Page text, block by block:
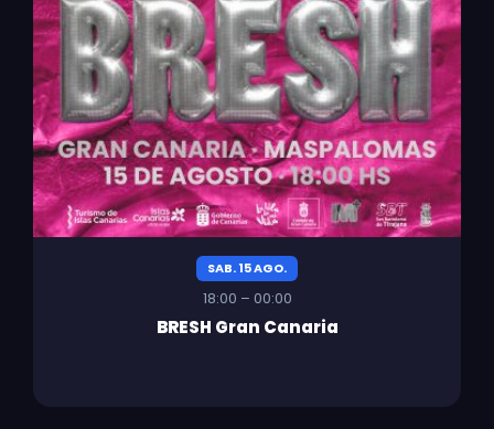
SAB. 15 AGO.
18:00 – 00:00
BRESH Gran Canaria